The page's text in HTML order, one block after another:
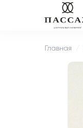
Главная